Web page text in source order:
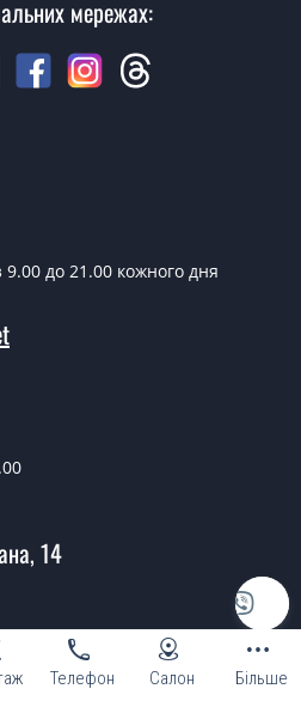
Телефон Салон Більше
кількох годин, за умови
наступного дня.
викликати
готові металеві
двері економ класу,
мережах:
до 21.00 кожного дня
14